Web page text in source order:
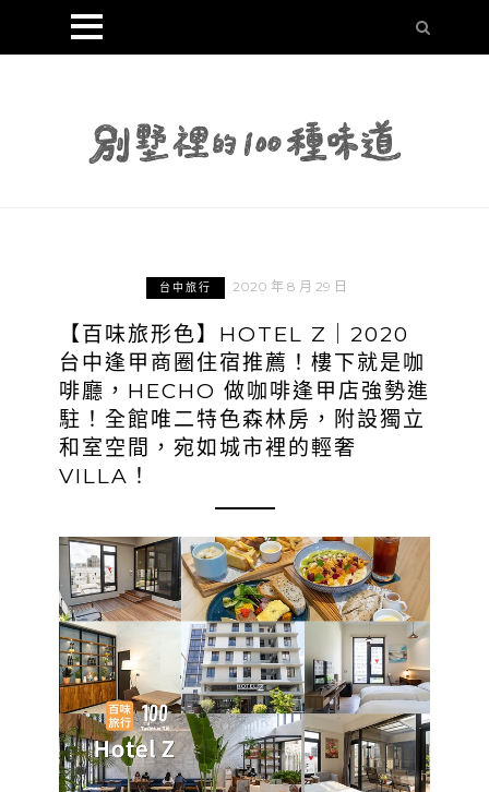
台中旅行 2020 年 8 月 29 日
【百味旅形色】HOTEL Z｜2020
台中逢甲商圈住宿推薦！樓下就是咖
啡廳，HECHO 做咖啡逢甲店強勢進
駐！全館唯二特色森林房，附設獨立
和室空間，宛如城市裡的輕奢
VILLA！